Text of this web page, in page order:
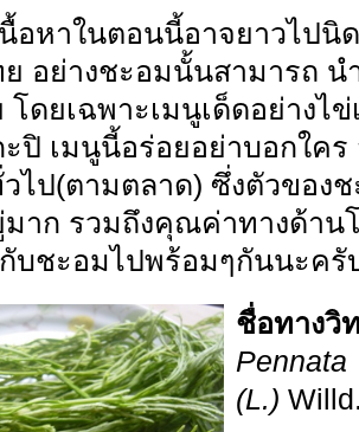
อหาในตอนนี้อาจยาวไปนิ
อย่างชะอมนั้นสามารถ น
โดยเฉพาะเมนูเด็ดอย่างไ
ปิ เมนูนี้อร่อยอย่าบอกใค
ไป(ตามตลาด) ซึ่งตัวขอ
าก รวมถึงคุณค่าทางด้าน
บชะอมไปพร้อมๆกันนะครั
ชื่อทางวิ
Pennata
(L.)